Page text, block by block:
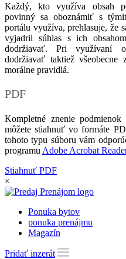
Každý, kto využíva obsah
povinný sa oboznámiť s
portálu využíva, prehlasuje, že
vyjadril súhlas s ich
dodržiavať. Pri využívaní
dodržiavať taktiež všeobecne
morálne pravidlá.
PDF
Kompletné znenie
môžete stiahnuť vo formáte
tohoto typu súboru vám
programu Adobe Acrobat
Stiahnuť PDF
×
Ponuka bytov
ponuka prenájmu
Magazín
Pridať inzerát